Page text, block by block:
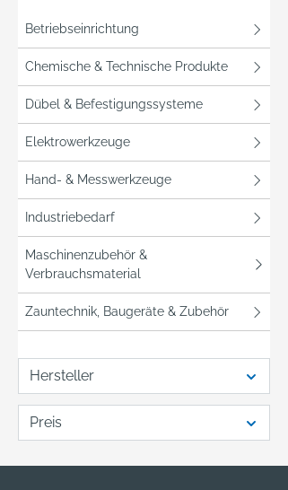
Betriebseinrichtung
Chemische & Technische Produkte
Dübel & Befestigungssysteme
Elektrowerkzeuge
Hand- & Messwerkzeuge
Industriebedarf
Maschinenzubehör &
Verbrauchsmaterial
Zauntechnik, Baugeräte & Zubehör
Hersteller
Preis